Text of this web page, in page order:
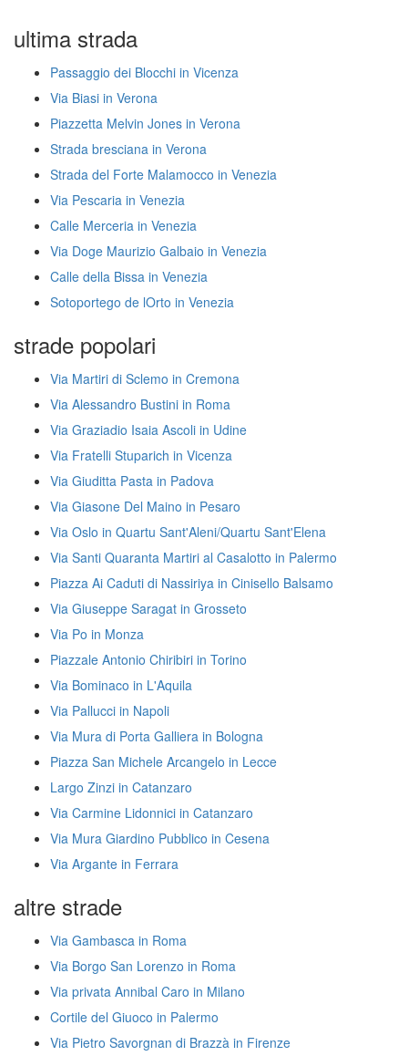
ultima strada
Passaggio dei Blocchi in Vicenza
Via Biasi in Verona
Piazzetta Melvin Jones in Verona
Strada bresciana in Verona
Strada del Forte Malamocco in Venezia
Via Pescaria in Venezia
Calle Merceria in Venezia
Via Doge Maurizio Galbaio in Venezia
Calle della Bissa in Venezia
Sotoportego de lOrto in Venezia
strade popolari
Via Martiri di Sclemo in Cremona
Via Alessandro Bustini in Roma
Via Graziadio Isaia Ascoli in Udine
Via Fratelli Stuparich in Vicenza
Via Giuditta Pasta in Padova
Via Giasone Del Maino in Pesaro
Via Oslo in Quartu Sant'Aleni/Quartu Sant'Elena
Via Santi Quaranta Martiri al Casalotto in Palermo
Piazza Ai Caduti di Nassiriya in Cinisello Balsamo
Via Giuseppe Saragat in Grosseto
Via Po in Monza
Piazzale Antonio Chiribiri in Torino
Via Bominaco in L'Aquila
Via Pallucci in Napoli
Via Mura di Porta Galliera in Bologna
Piazza San Michele Arcangelo in Lecce
Largo Zinzi in Catanzaro
Via Carmine Lidonnici in Catanzaro
Via Mura Giardino Pubblico in Cesena
Via Argante in Ferrara
altre strade
Via Gambasca in Roma
Via Borgo San Lorenzo in Roma
Via privata Annibal Caro in Milano
Cortile del Giuoco in Palermo
Via Pietro Savorgnan di Brazzà in Firenze